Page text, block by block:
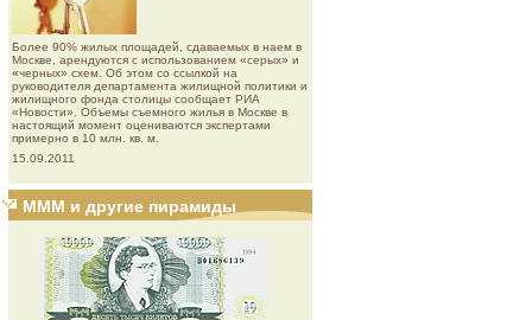
Более 90% жилых площадей, сдаваемых в наем в
Москве, арендуются с использованием «серых» и
«черных» схем. Об этом со ссылкой на
руководителя департамента жилищной политики и
жилищного фонда столицы сообщает РИА
«Новости». Объемы съемного жилья в Москве в
настоящий момент оцениваются экспертами
примерно в 10 млн. кв. м.
15.09.2011
МММ и другие пирамиды